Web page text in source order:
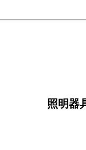
照明器